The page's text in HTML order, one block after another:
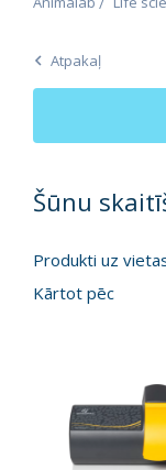
Atpakaļ
Šūnu
Produkti uz
Kārtot pēc